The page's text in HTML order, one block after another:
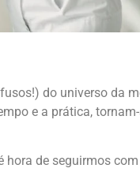
do universo da
e a prática,
hora de seguirmos